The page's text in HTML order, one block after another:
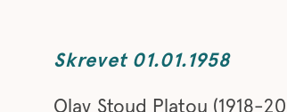
Skrevet 01.01.1958
Olav Stoud Platou (1918-